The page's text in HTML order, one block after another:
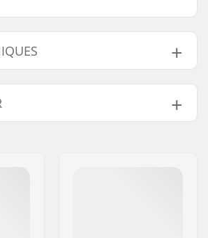
roues:
100mm, 110mm
du
Inclus